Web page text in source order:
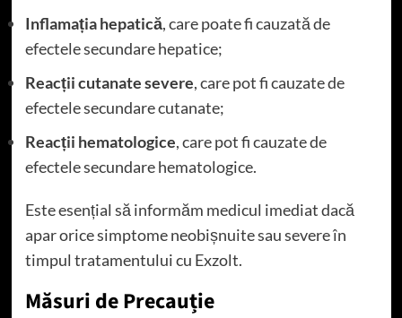
Inflamația hepatică, care poate fi cauzată de
efectele secundare hepatice;
Reacții cutanate severe, care pot fi cauzate de
efectele secundare cutanate;
Reacții hematologice, care pot fi cauzate de
efectele secundare hematologice.
Este esențial să informăm medicul imediat dacă
apar orice simptome neobișnuite sau severe în
timpul tratamentului cu Exzolt.
Măsuri de Precauție